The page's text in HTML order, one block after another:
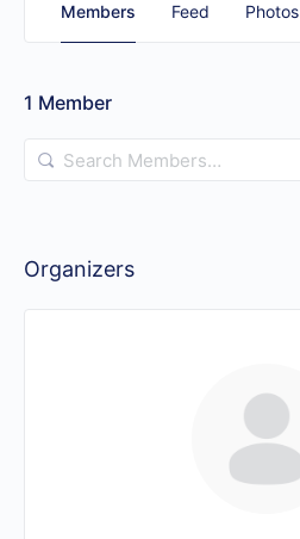
Members Feed Photos
1 Member
Search
Members…
Organizers